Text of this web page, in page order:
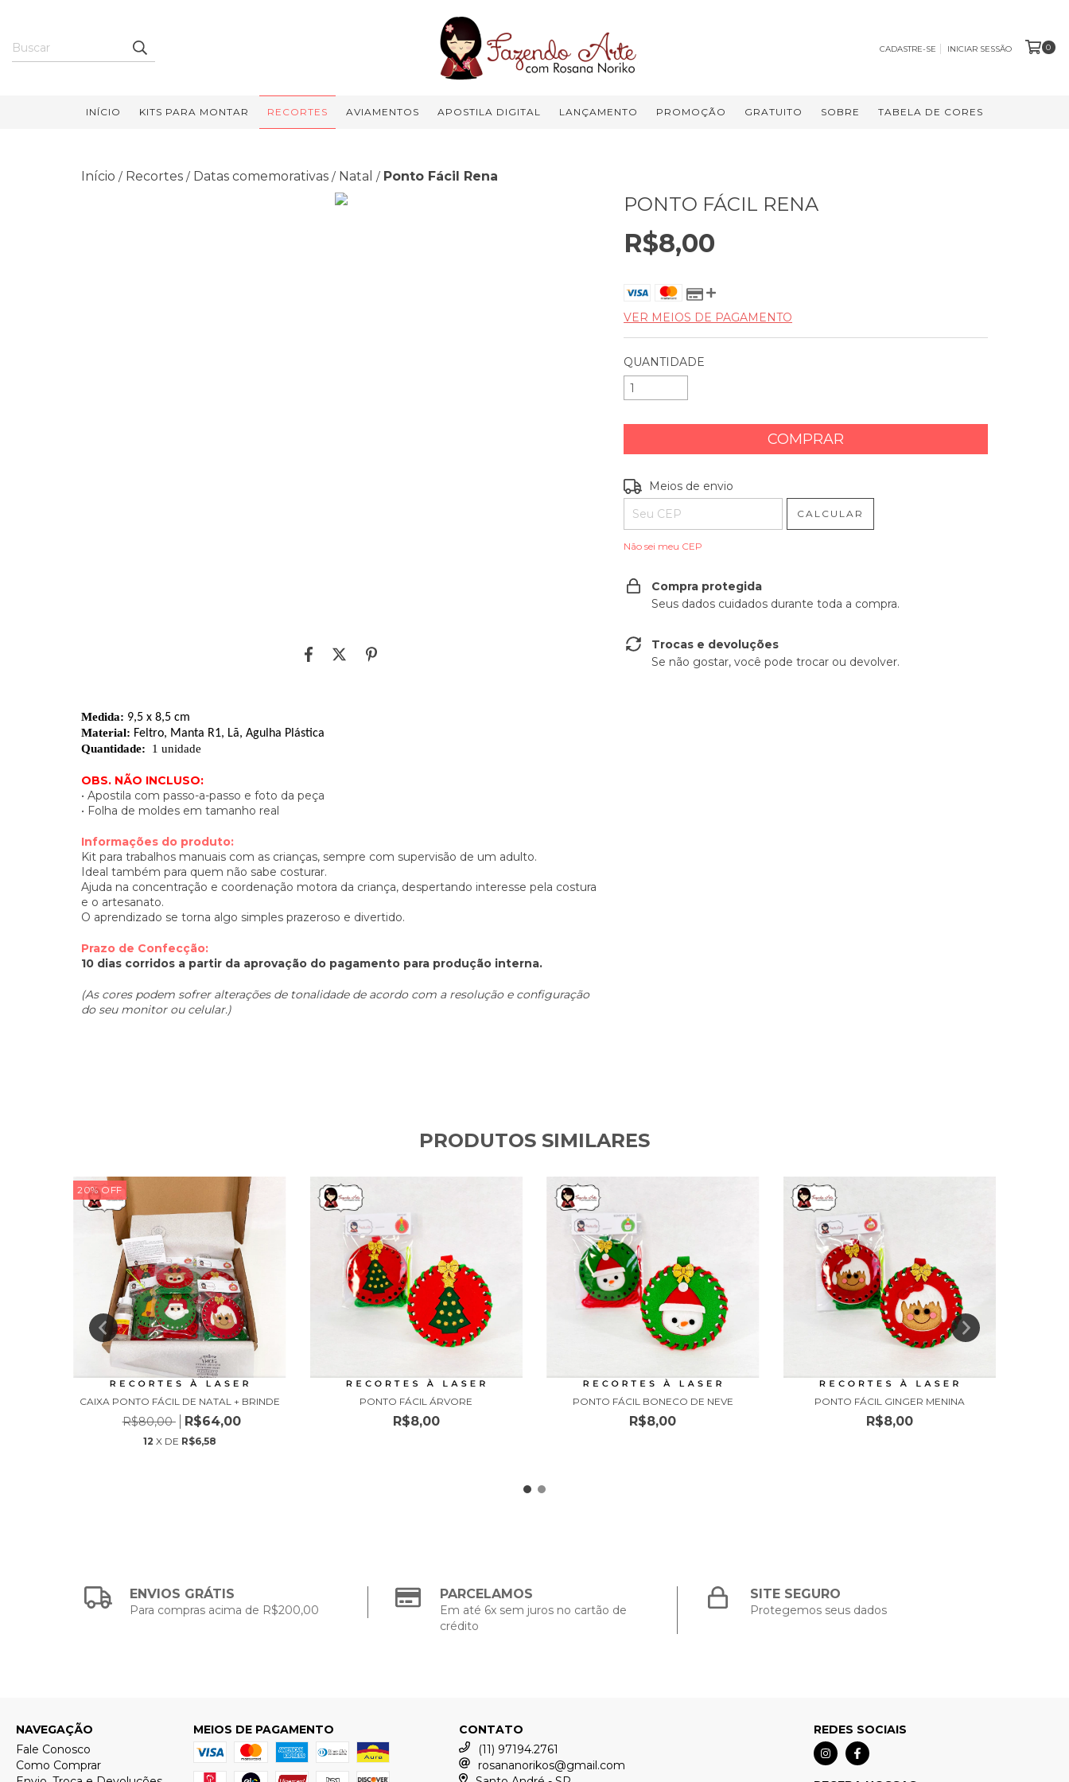
CADASTRE-SE INICIAR SESSÃO 0
INÍCIO KITS PARA MONTAR RECORTES AVIAMENTOS APOSTILA DIGITAL LANÇAMENTO PROMOÇÃO GRATUITO SOBRE TABELA DE CORES
Início / Recortes / Datas comemorativas / Natal / Ponto Fácil Rena
Medida: 9,5 x 8,5 cm
Material: Feltro, Manta R1, Lã, Agulha Plástica
Quantidade:
1 unidade
OBS. NÃO INCLUSO:
• Apostila com passo-a-passo e foto da peça
• Folha de moldes em tamanho real
Informações do produto:
Kit para trabalhos manuais com as crianças, sempre com supervisão de um adulto.
Ideal também para quem não sabe costurar.
Ajuda na concentração e coordenação motora da criança, despertando interesse pela costura
e o artesanato.
O aprendizado se torna algo simples prazeroso e divertido.
Prazo de Confecção:
10 dias corridos a partir da aprovação do pagamento para produção interna.
(As cores podem sofrer alterações de tonalidade de acordo com a resolução e configuração
do seu monitor ou celular.)
PONTO FÁCIL RENA
R$8,00
VER MEIOS DE PAGAMENTO
QUANTIDADE
Entregas para o CEP:
Meios de envio
CALCULAR
Não sei meu CEP
Compra protegida
Seus dados cuidados durante toda a compra.
Trocas e devoluções
Se não gostar, você pode trocar ou devolver.
PRODUTOS SIMILARES
20%OFF
CAIXA PONTO FÁCIL DE NATAL + BRINDE
R$80,00 R$64,00
12 X DE R$6,58
PONTO FÁCIL ÁRVORE
R$8,00
PONTO FÁCIL BONECO DE NEVE
R$8,00
PONTO FÁCIL GINGER MENINA
R$8,00
ENVIOS GRÁTIS
Para compras acima de R$200,00
PARCELAMOS
Em até 6x sem juros no cartão de
crédito
SITE SEGURO
Protegemos seus dados
NAVEGAÇÃO
Fale Conosco
Como Comprar
MEIOS DE PAGAMENTO
CONTATO
(11) 97194.2761
rosananorikos@gmail.com
REDES SOCIAIS